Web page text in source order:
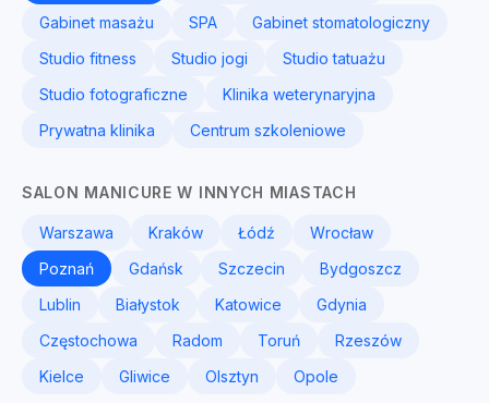
Gabinet masażu
SPA
Gabinet stomatologiczny
Studio fitness
Studio jogi
Studio tatuażu
Studio fotograficzne
Klinika weterynaryjna
Prywatna klinika
Centrum szkoleniowe
SALON MANICURE W INNYCH MIASTACH
Warszawa Kraków Łódź
Wrocław
Poznań
Gdańsk Szczecin
Bydgoszcz
Lublin
Białystok Katowice
Gdynia
Częstochowa
Radom Toruń
Rzeszów
Kielce
Gliwice Olsztyn Opole